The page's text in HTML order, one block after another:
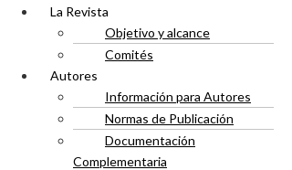
La Revista
Objetivo y alcance
Comités
Autores
Información para Autores
Normas de Publicación
Documentación
Complementaria